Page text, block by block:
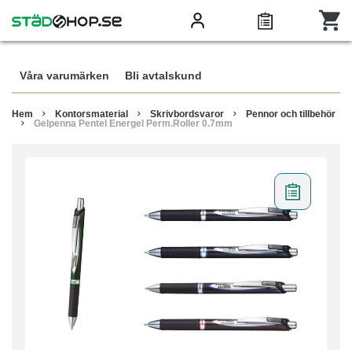
Våra varumärken Bli avtalskund
Hem Kontorsmaterial Skrivbordsvaror
Pennor och tillbehör
Gelpenna Pentel Energel Perm.Roller 0.7mm